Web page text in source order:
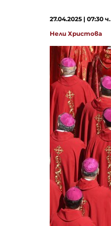
27.04.2025 | 07:30 ч.
Нели Христова